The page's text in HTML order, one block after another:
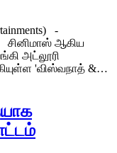
-
சினிமாஸ் ஆகிய
அட்லூரி
'விஸ்வநாத் &…